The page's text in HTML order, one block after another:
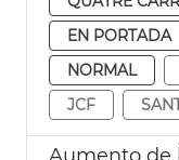
EN PORTADA
NORMAL
JCF